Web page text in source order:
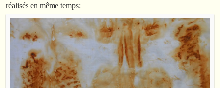
réalisés en même temps: